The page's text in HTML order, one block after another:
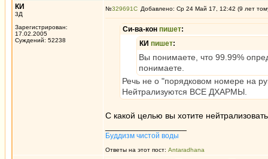
КИ
3Д
Зарегистрирован:
17.02.2005
Суждений: 52238
№329691 Добавлено: Ср 24 Май 17, 12:42 (9 лет
Си-ва-кон пишет:
КИ пишет:
Вы понимаете, что 99.99%
понимаете.
Речь не о "порядковом номере на
Нейтрализуются ВСЕ ДХАРМЫ.
С какой целью вы хотите
Буддизм чистой воды
Ответы на этот пост: Antaradhana